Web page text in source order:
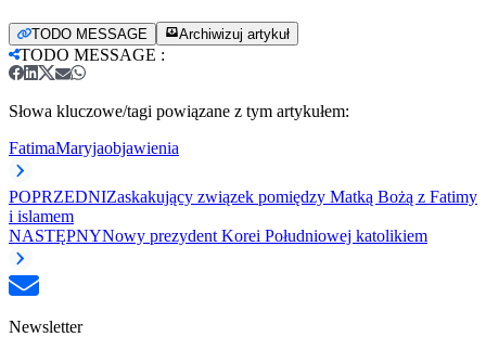
TODO MESSAGE Archiwizuj artykuł
TODO MESSAGE :
Słowa kluczowe/tagi powiązane z tym artykułem:
FatimaMaryjaobjawienia
POPRZEDNIZaskakujący związek pomiędzy Matką Bożą z Fatimy
i islamem
NASTĘPNYNowy prezydent Korei Południowej katolikiem
Newsletter